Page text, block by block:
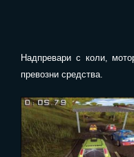
Надпревари с коли,
превозни средства.